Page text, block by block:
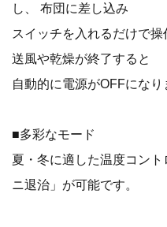
し、 布団に差し込み
スイッチを入れるだけで
送風や乾燥が終了すると
自動的に電源がOFFになり
■多彩なモード
夏・冬に適した温度コン
ニ退治」が可能です。